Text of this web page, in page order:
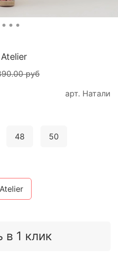
арт. Натали
руб
в 1 клик
48 50